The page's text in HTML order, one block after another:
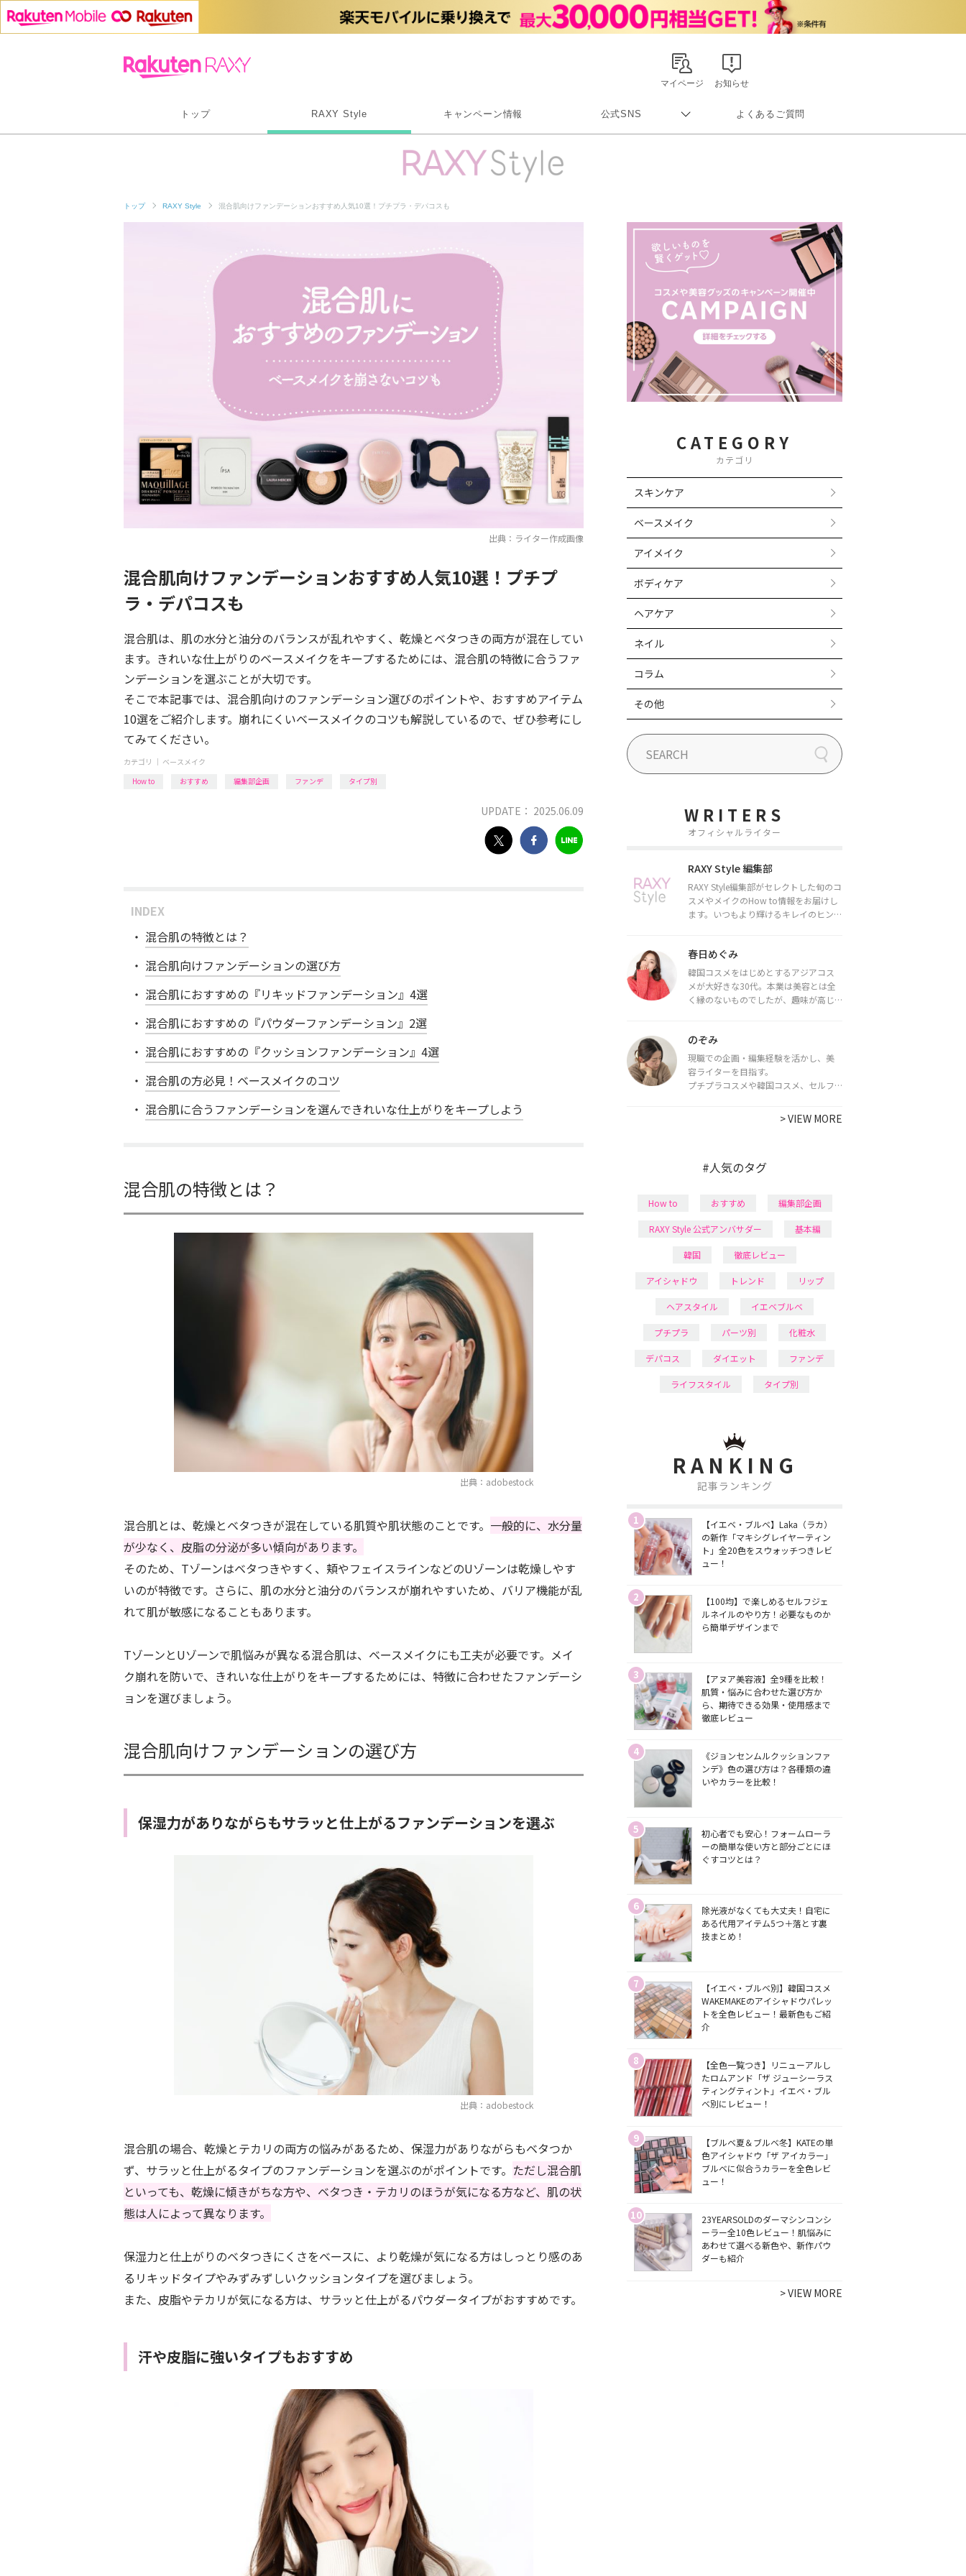
お知らせ
マイページ
トップ RAXY Style キャンペーン情報 公式SNS
Rakuten Link
よくあるご質問
トップ RAXY Style 混合肌向けファンデーションおすすめ人気10選！プチプラ・デパコスも
出典：ライター作成画像
混合肌向けファンデーションおすすめ人気10選！プチプ
ラ・デパコスも
混合肌は、肌の水分と油分のバランスが乱れやすく、乾燥とベタつきの両方が混在してい
ます。きれいな仕上がりのベースメイクをキープするためには、混合肌の特徴に合うファ
ンデーションを選ぶことが大切です。
そこで本記事では、混合肌向けのファンデーション選びのポイントや、おすすめアイテム
10選をご紹介します。崩れにくいベースメイクのコツも解説しているので、ぜひ参考にし
てみてください。
カテゴリ ｜ ベースメイク
How to
おすすめ 編集部企画 ファンデ タイプ別
UPDATE： 2025.06.09
INDEX
混合肌の特徴とは？
混合肌向けファンデーションの選び方
混合肌におすすめの『リキッドファンデーション』4選
混合肌におすすめの『パウダーファンデーション』2選
混合肌におすすめの『クッションファンデーション』4選
混合肌の方必見！ベースメイクのコツ
混合肌に合うファンデーションを選んできれいな仕上がりをキープしよう
混合肌の特徴とは？
出典：adobestock
混合肌とは、乾燥とベタつきが混在している肌質や肌状態のことです。 一般的に、水分量
が少なく、皮脂の分泌が多い傾向があります。
そのため、Tゾーンはベタつきやすく、頬やフェイスラインなどのUゾーンは乾燥しやす
いのが特徴です。さらに、肌の水分と油分のバランスが崩れやすいため、バリア機能が乱
れて肌が敏感になることもあります。
TゾーンとUゾーンで肌悩みが異なる混合肌は、ベースメイクにも工夫が必要です。メイ
ク崩れを防いで、きれいな仕上がりをキープするためには、特徴に合わせたファンデーシ
ョンを選びましょう。
混合肌向けファンデーションの選び方
保湿力がありながらもサラッと仕上がるファンデーションを選ぶ
出典：adobestock
混合肌の場合、乾燥とテカリの両方の悩みがあるため、保湿力がありながらもベタつか
ず、サラッと仕上がるタイプのファンデーションを選ぶのがポイントです。 ただし混合肌
といっても、乾燥に傾きがちな方や、ベタつき・テカリのほうが気になる方など、肌の状
態は人によって異なります。
保湿力と仕上がりのベタつきにくさをベースに、より乾燥が気になる方はしっとり感のあ
るリキッドタイプやみずみずしいクッションタイプを選びましょう。
また、皮脂やテカリが気になる方は、サラッと仕上がるパウダータイプがおすすめです。
汗や皮脂に強いタイプもおすすめ
CATEGORY
カテゴリ
スキンケア
ベースメイク
アイメイク
ボディケア
ヘアケア
ネイル
コラム
その他
WRITERS
オフィシャルライター
RAXY Style 編集部
RAXY Style編集部がセレクトした旬のコ
スメやメイクのHow to情報をお届けし
ます。いつもより輝けるキレイのヒント
春日めぐみ
韓国コスメをはじめとするアジアコス
メが大好きな30代。本業は美容とは全
く縁のないものでしたが、趣味が高じ
ライターとして活動中。
都内で16タイプパーソナルカラー診
断・顔タイプ診断・骨格診断によるイ
メージコンサルティングも行っていま
のぞみ
現職での企画・編集経験を活かし、美
容ライターを目指す。
プチプラコスメや韓国コスメ、セルフ
で最新情報をチェック。家事や育児の合
間に取り入れられる時短美容テクも実
>VIEW MORE
#人気のタグ
How to おすすめ 編集部企画
RAXY Style 公式アンバサダー 基本編
韓国 徹底レビュー
アイシャドウ トレンド リップ
ヘアスタイル イエベブルベ
プチプラ パーツ別 化粧水
デパコス ダイエット ファンデ
ライフスタイル タイプ別
RANKING
記事ランキング
1
【イエベ・ブルベ】Laka（ラカ）
の新作「マキシグレイヤーティン
ト」全20色をスウォッチつきレビ
ュー！
2
【100均】で楽しめるセルフジェ
ルネイルのやり方！必要なものか
ら簡単デザインまで
3
【アヌア美容液】全9種を比較！
肌質・悩みに合わせた選び方か
ら、期待できる効果・使用感まで
徹底レビュー
4
《ジョンセンムルクッションファ
ンデ》色の選び方は？各種類の違
いやカラーを比較！
5
初心者でも安心！フォームローラ
ーの簡単な使い方と部分ごとにほ
ぐすコツとは？
6
除光液がなくても大丈夫！自宅に
ある代用アイテム5つ＋落とす裏
技まとめ！
7
【イエベ・ブルベ別】韓国コスメ
WAKEMAKEのアイシャドウパレッ
トを全色レビュー！最新色もご紹
介
8
【全色一覧つき】リニューアルし
たロムアンド「ザ ジューシーラス
ティングティント」イエベ・ブル
ベ別にレビュー！
9
【ブルベ夏＆ブルベ冬】KATEの単
色アイシャドウ「ザ アイカラー」
ブルベに似合うカラーを全色レビ
ュー！
10
23YEARSOLDのダーマシンコンシ
ーラー全10色レビュー！肌悩みに
あわせて選べる新色や、新作パウ
ダーも紹介
>VIEW MORE